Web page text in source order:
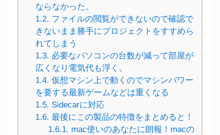
ならなかった。
1.2. ファイルの閲覧ができないので確認で
きないまま勝手にプロジェクトをすすめら
れてしまう
1.3. 必要なパソコンの台数が減って部屋が
広くなり電気代も浮く。
1.4. 仮想マシン上で動くのでマシンパワー
を要する最新ゲームなどは重くなる
1.5. Sidecarに対応
1.6. 最後にこの製品の特徴をまとめると！
1.6.1. mac使いのあなたに朗報！macの